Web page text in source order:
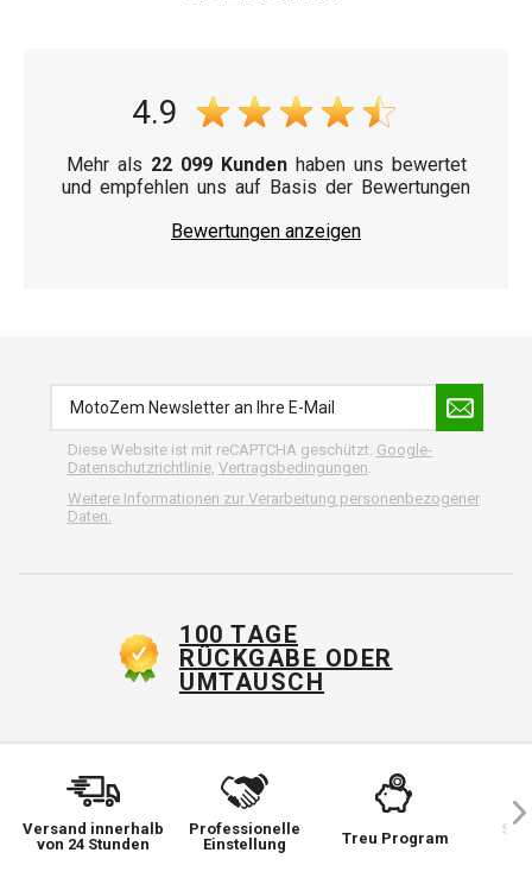
4.9
Mehr als 22 099 Kundenhaben uns bewertet
und empfehlen uns auf Basis der Bewertungen
Bewertungen anzeigen
Diese Website ist mit reCAPTCHA geschützt. Google-
Datenschutzrichtlinie, Vertragsbedingungen
Weitere Informationen zur Verarbeitung personenbezogener
Daten.
100 TAGE
RÜCKGABE ODER
UMTAUSCH
Versand innerhalb
von 24 Stunden
Professionelle
Einstellung
Treu Program
Sie